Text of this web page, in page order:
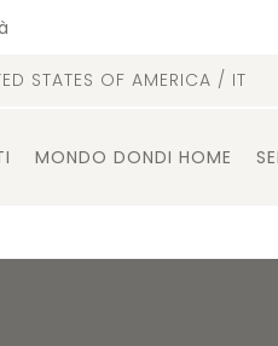
STATES OF AMERICA / IT
MONDO DONDI HOME